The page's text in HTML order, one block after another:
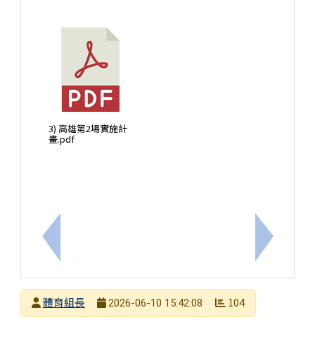
上一筆：可疑詐騙網址、廣告通報及查核平臺資訊
3) 高雄第2場實施計
畫.pdf
下一筆：
發布者
體育組長
2026-06-10 15:42:08 104